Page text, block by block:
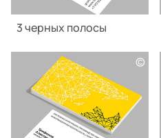
3 черных полосы
©